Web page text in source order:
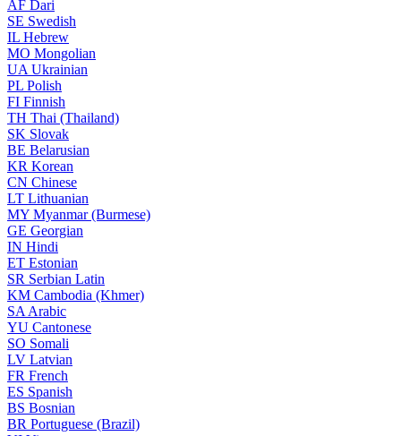
AF Dari
SE Swedish
IL Hebrew
MO Mongolian
UA Ukrainian
PL Polish
FI Finnish
TH Thai (Thailand)
SK Slovak
BE Belarusian
KR Korean
CN Chinese
LT Lithuanian
MY Myanmar (Burmese)
GE Georgian
IN Hindi
ET Estonian
SR Serbian Latin
KM Cambodia (Khmer)
SA Arabic
YU Cantonese
SO Somali
LV Latvian
FR French
ES Spanish
BS Bosnian
BR Portuguese (Brazil)